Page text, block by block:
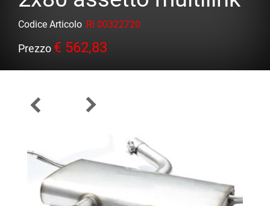
Codice Articolo RI 00322720
Prezzo € 562,83